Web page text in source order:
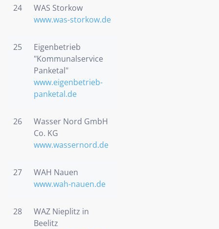
24
WAS Storkow
www.was-storkow.de
25
Eigenbetrieb
"Kommunalservice
Panketal"
www.eigenbetrieb-
panketal.de
26
Wasser Nord GmbH
Co. KG
www.wassernord.de
27
WAH Nauen
www.wah-nauen.de
28
WAZ Nieplitz in
Beelitz